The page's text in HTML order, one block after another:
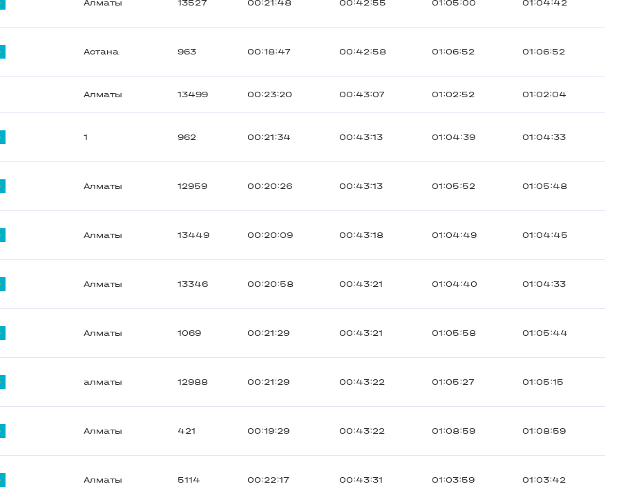
Алматы 13527 00:21:48 00:42:55 01:05:00 01:04:42
Астана 963 00:18:47 00:42:58 01:06:52 01:06:52
Алматы 13499 00:23:20 00:43:07 01:02:52 01:02:04
1 962 00:21:34 00:43:13 01:04:39 01:04:33
Алматы 12959 00:20:26 00:43:13 01:05:52 01:05:48
Алматы 13449 00:20:09 00:43:18 01:04:49 01:04:45
Алматы 13346 00:20:58 00:43:21 01:04:40 01:04:33
Алматы 1069 00:21:29 00:43:21 01:05:58 01:05:44
алматы 12988 00:21:29 00:43:22 01:05:27 01:05:15
Алматы 421 00:19:29 00:43:22 01:08:59 01:08:59
Алматы 5114 00:22:17 00:43:31 01:03:59 01:03:42